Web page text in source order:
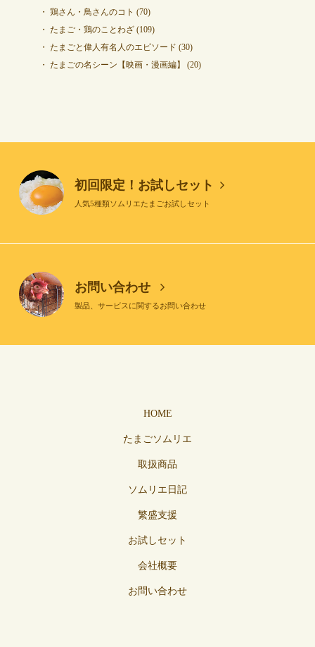
鶏さん・鳥さんのコト (70)
たまご・鶏のことわざ(109)
たまごと偉人有名人のエピソード (30)
たまごの名シーン【映画・漫画編】
(20)
初回限定！お試しセット
人気5種類ソムリエたまごお試しセット
お問い合わせ
製品、サービスに関するお問い合わせ
HOME
たまごソムリエ
取扱商品
ソムリエ日記
繁盛支援
お試しセット
会社概要
お問い合わせ